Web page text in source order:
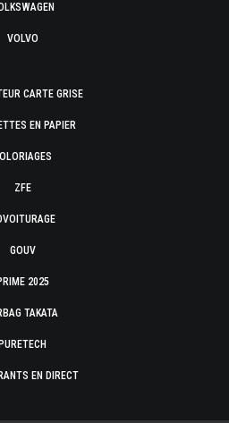
VOLVO
CARTE GRISE
EN PAPIER
ZFE
GOUV
2025
TAKATA
PURETECH
EN DIRECT